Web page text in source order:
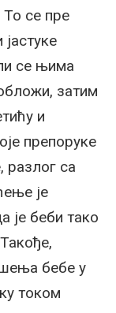
То се пре
се њима
затим
и
препоруке
разлог са
је
беби тако
бебе у
током